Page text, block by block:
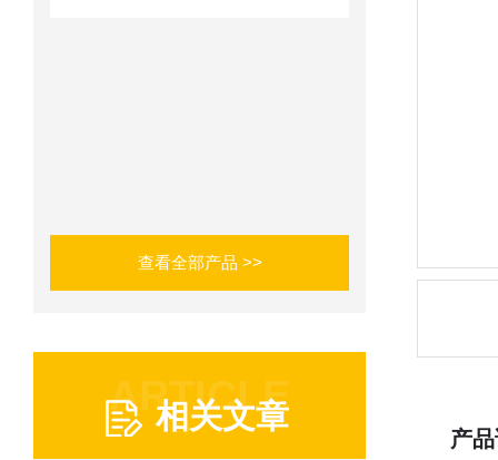
查看全部产品 >>
ARTICLE
相关文章
产